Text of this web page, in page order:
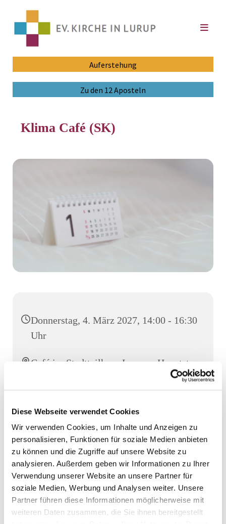
Diese Webseite verwendet Cookies
Wir verwenden Cookies, um Inhalte und Anzeigen zu
personalisieren, Funktionen für soziale Medien anbieten
zu können und die Zugriffe auf unsere Website zu
analysieren. Außerdem geben wir Informationen zu Ihrer
Verwendung unserer Website an unsere Partner für
soziale Medien, Werbung und Analysen weiter. Unsere
Partner führen diese Informationen möglicherweise mit
weiteren Daten zusammen, die Sie ihnen bereitgestellt
Auferstehung
Zu den 12 Aposteln
Klima Café (SK)
Donnerstag, 4. März 2027, 14:00 - 16:30
Uhr
Café im Stadtteilhaus Luruper Hauptstr.
155, Luruper Hauptstr. 155, 22547
Hamburg